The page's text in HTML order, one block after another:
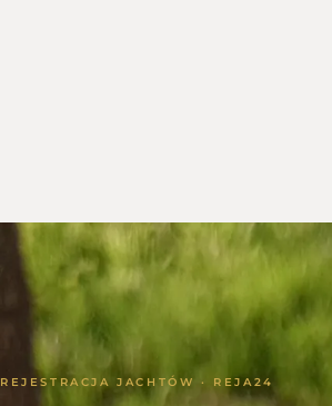
REJESTRACJA JACHTÓW · REJA24